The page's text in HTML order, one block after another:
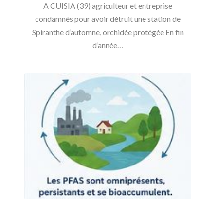
A CUISIA (39) agriculteur et entreprise
condamnés pour avoir détruit une station de
Spiranthe d’automne, orchidée protégée En fin
d’année…